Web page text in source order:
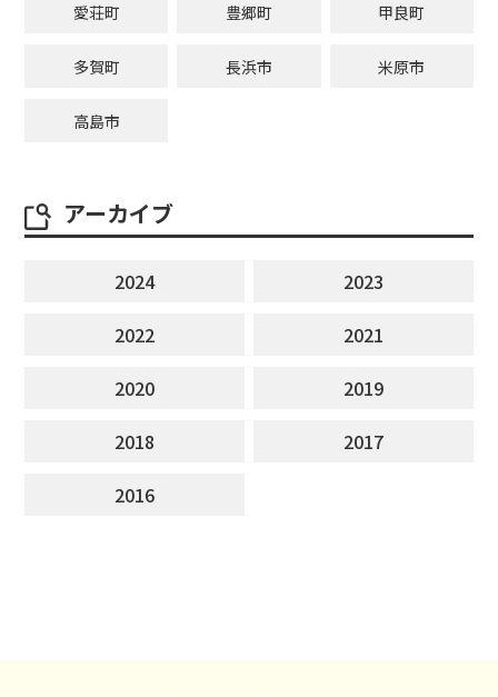
愛荘町 豊郷町 甲良町
多賀町 長浜市 米原市
高島市
アーカイブ
2024
2023
2022
2021
2020
2019
2018
2017
2016